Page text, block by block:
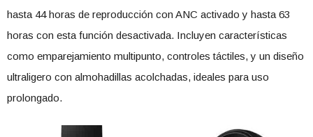
hasta 44 horas de reproducción con ANC activado y hasta 63
horas con esta función desactivada. Incluyen características
como emparejamiento multipunto, controles táctiles, y un diseño
ultraligero con almohadillas acolchadas, ideales para uso
prolongado.